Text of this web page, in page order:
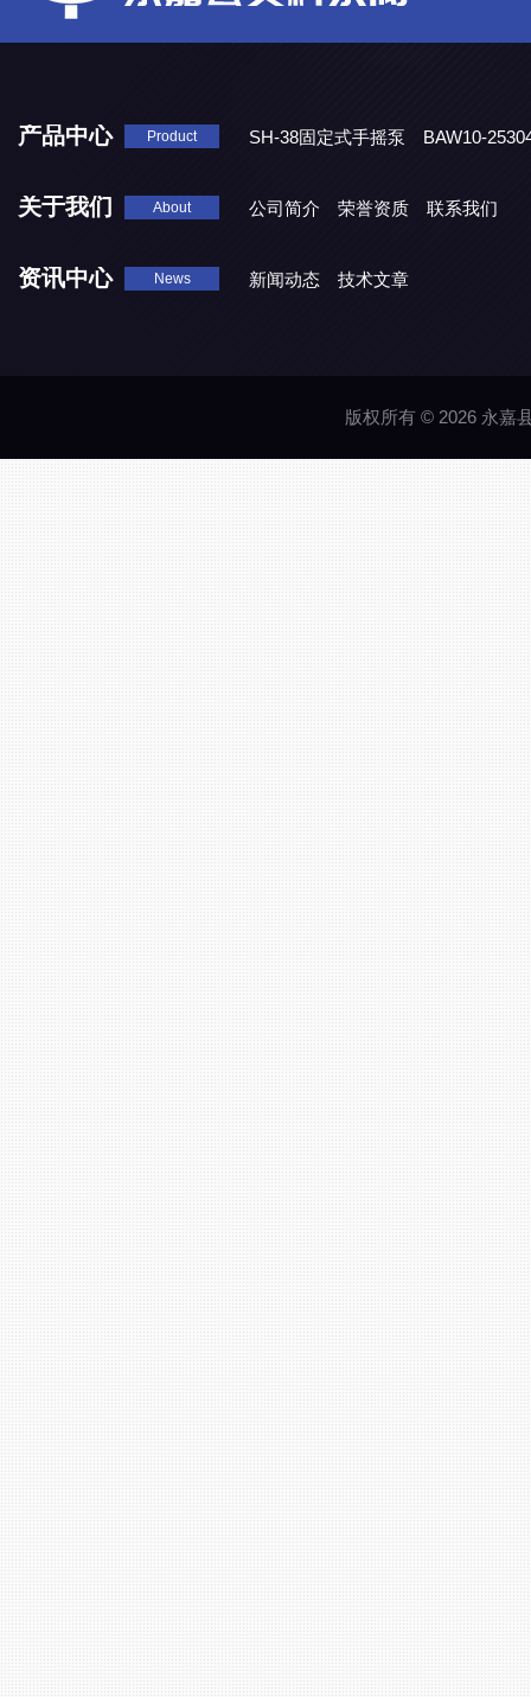
产品中心 Product SH-38固定式手摇泵
BAW10-
关于我们 About 公司简介 荣誉资质 联系我们
资讯中心 News 新闻动态 技术文章
版权所有 © 2026 永嘉